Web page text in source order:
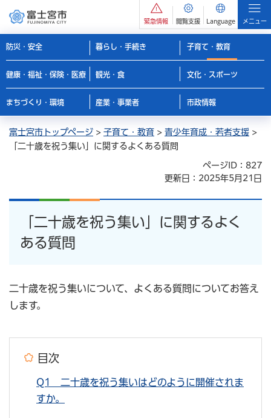
緊急情報 閲覧支援 Language メニュー
防災・安全 暮らし・手続き 子育て・教育
健康・福祉・保険・医療 観光・食 文化・スポーツ
まちづくり・環境 産業・事業者 市政情報
富士宮市トップページ > 子育て・教育 > 青少年育成・若者支援 >
「二十歳を祝う集い」に関するよくある質問
ページID：827
更新日：2025年5月21日
「二十歳を祝う集い」に関するよく
ある質問
二十歳を祝う集いについて、よくある質問についてお答え
します。
目次
Q1 二十歳を祝う集いはどのように開催されま
すか。